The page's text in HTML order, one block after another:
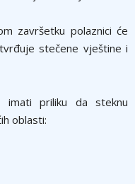
završetku polaznici će
stečene vještine i
imati priliku da steknu
oblasti: